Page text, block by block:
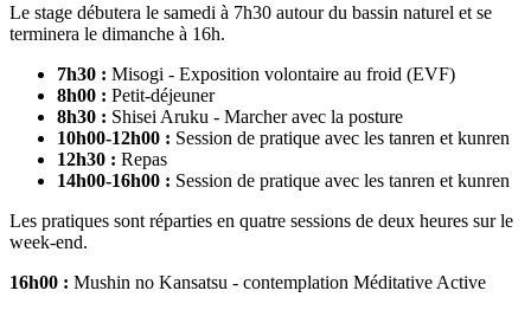
Le stage débutera le samedi à 7h30 autour du bassin naturel et se
terminera le dimanche à 16h.
7h30 : Misogi - Exposition volontaire au froid (EVF)
8h00 : Petit-déjeuner
8h30 : Shisei Aruku - Marcher avec la posture
10h00-12h00 : Session de pratique avec les tanren et kunren
12h30 : Repas
14h00-16h00 : Session de pratique avec les tanren et kunren
Les pratiques sont réparties en quatre sessions de deux heures sur le
week-end.
16h00 : Mushin no Kansatsu - contemplation Méditative Active